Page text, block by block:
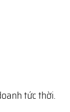
tức thời.